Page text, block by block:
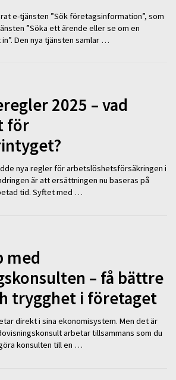
e-tjänsten ”Sök företagsinformation”, som
”Söka ett ärende eller se om en
Den nya tjänsten samlar …
2025 – vad
för
nya regler för arbetslöshetsförsäkringen i
är att ersättningen nu baseras på
tid. Syftet med …
med
– få bättre
trygghet i företaget
direkt i sina ekonomisystem. Men det är
arbetar tillsammans som du
konsulten till en …